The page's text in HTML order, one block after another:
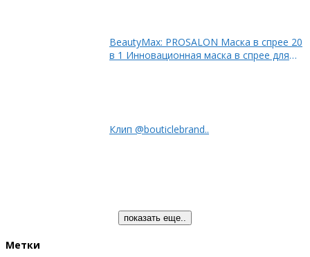
BeautyMax: PROSALON Маска в спрее 20
в 1 Инновационная маска в спрее для
Клип @bouticlebrand..
показать еще..
Метки